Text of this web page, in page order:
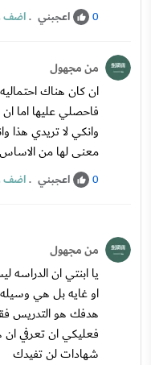
0 اعجبني .اضف
من مجهول
ان كان هناك
فاحصلي عليها اما
وانكي لا تريدي هذا
معنى لها من
0 اعجبني .اضف
من مجهول
يا ابنتي ان
او غايه بل هي
هدفك هو التدريس
فعليكي ان تعرفي
شهادات لن تفيدك